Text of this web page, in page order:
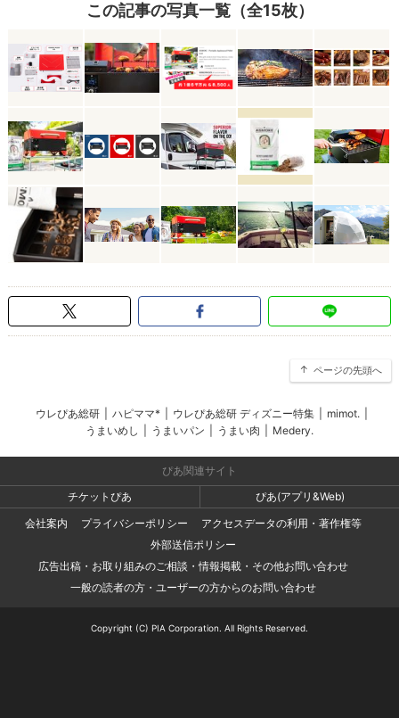
この記事の写真一覧（全15枚）
ページの先頭へ
ウレぴあ総研 ハピママ* ウレぴあ総研 ディズニー特集 mimot.
うまいめし
うまいパン うまい肉 Medery.
ぴあ関連サイト
チケットぴあ
ぴあ(アプリ&Web)
会社案内
プライバシーポリシー
アクセスデータの利用・著作権等
外部送信ポリシー
広告出稿・お取り組みのご相談・情報掲載・その他お問い合わせ
一般の読者の方・ユーザーの方からのお問い合わせ
Copyright (C) PIA Corporation. All Rights Reserved.